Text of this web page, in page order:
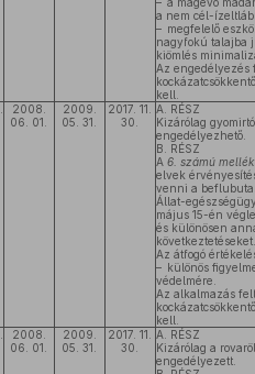
a nem cél-
– megfelelő
nagyfokú talajba
kiömlés
Az engedélyezés
kell.
2008.
06. 01.
2009.
05. 31.
2017. 11.
30.
A. RÉSZ
Kizárólag
engedélyezhető.
B. RÉSZ
A 6. számú
elvek
venni a
Állat-
május 15-én
és különösen
következtetéseket.
Az átfogó
– különös
védelmére.
Az alkalmazás
kell.
2008.
06. 01.
2009.
05. 31.
2017. 11.
30.
A. RÉSZ
Kizárólag a
engedélyezett.